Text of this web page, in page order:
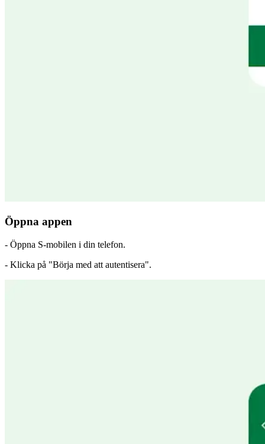
Öppna appen
- Öppna S-mobilen i din telefon.
- Klicka på "Börja med att autentisera".